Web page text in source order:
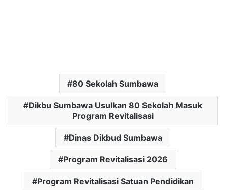
80 Sekolah Sumbawa
Dikbu Sumbawa Usulkan 80 Sekolah Masuk
Program Revitalisasi
Dinas Dikbud Sumbawa
Program Revitalisasi 2026
Program Revitalisasi Satuan Pendidikan